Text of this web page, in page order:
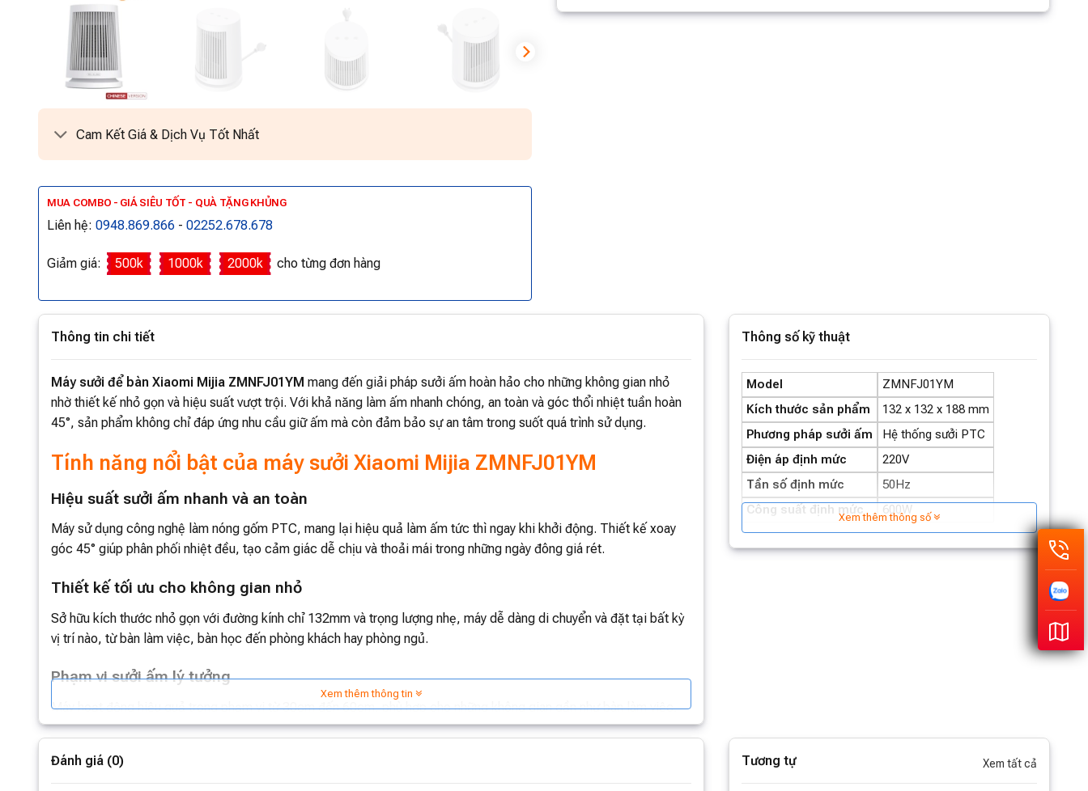
Cam Kết Giá & Dịch Vụ Tốt Nhất
MUA COMBO - GIÁ SIÊU TỐT - QUÀ TẶNG KHỦNG
Liên hệ: 0948.869.866 - 02252.678.678
Giảm giá: 500k 1000k 2000k cho từng đơn hàng
Thông tin chi tiết
Máy sưởi để bàn Xiaomi Mijia ZMNFJ01YM mang đến giải pháp sưởi ấm hoàn hảo cho những không gian nhỏ
nhờ thiết kế nhỏ gọn và hiệu suất vượt trội. Với khả năng làm ấm nhanh chóng, an toàn và góc thổi nhiệt tuần hoàn
45°, sản phẩm không chỉ đáp ứng nhu cầu giữ ấm mà còn đảm bảo sự an tâm trong suốt quá trình sử dụng.
Tính năng nổi bật của máy sưởi Xiaomi Mijia ZMNFJ01YM
Hiệu suất sưởi ấm nhanh và an toàn
Máy sử dụng công nghệ làm nóng gốm PTC, mang lại hiệu quả làm ấm tức thì ngay khi khởi động. Thiết kế xoay
góc 45° giúp phân phối nhiệt đều, tạo cảm giác dễ chịu và thoải mái trong những ngày đông giá rét.
Thiết kế tối ưu cho không gian nhỏ
Sở hữu kích thước nhỏ gọn với đường kính chỉ 132mm và trọng lượng nhẹ, máy dễ dàng di chuyển và đặt tại bất kỳ
vị trí nào, từ bàn làm việc, bàn học đến phòng khách hay phòng ngủ.
Phạm vi sưởi ấm lý tưởng
Máy hoạt động hiệu quả trong phạm vi từ 30cm đến 60cm, phù hợp cho những không gian gần như bàn làm việc,
bàn học hay thư giãn trên ghế sofa. Ngoài ra, máy còn có khả năng hỗ trợ làm khô các vật dụng nhỏ bằng vải.
Cửa hút gió ẩn 360° thông minh
Xem thêm thông tin
Thông số kỹ thuật
Model
ZMNFJ01YM
Kích thước sản phẩm
132 x 132 x 188 mm
Phương pháp sưởi ấm
Hệ thống sưởi PTC
Điện áp định mức
220V
Tần số định mức
50Hz
Công suất định mức
600W
Xem thêm thông số
Đánh giá (0) Tương tự Xem tất cả